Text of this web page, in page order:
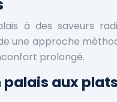
à des saveurs
une approche
prolongé.
palais aux plats